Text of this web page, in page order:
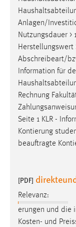
Anlagen/
Nutzungsdauer >
Herstellungswert
Abschreibeart/
Information für
Rechnung
Seite 1 KLR -
Kontierung
beauftragte
[PDF]
Relevanz:
erungen und die
Kosten- und